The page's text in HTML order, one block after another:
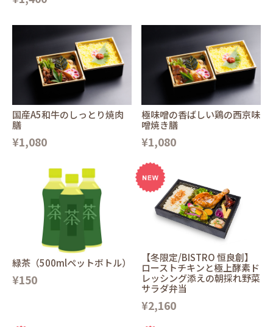
国産A5和牛のしっとり焼肉
膳
¥1,080
極味噌の香ばしい鶏の西京味
噌焼き膳
¥1,080
緑茶（500mlペットボトル）
¥150
【冬限定/BISTRO 恒良創】
ローストチキンと極上酵素ド
レッシング添えの朝採れ野菜
サラダ弁当
¥2,160